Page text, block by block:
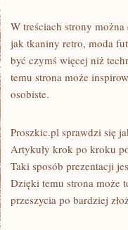
W treściach strony można
jak tkaniny retro, moda
być czymś więcej niż
temu strona może
osobiste.
Proszkic.pl sprawdzi się
Artykuły krok po kroku
Taki sposób prezentacji
Dzięki temu strona może
przeszycia po bardziej